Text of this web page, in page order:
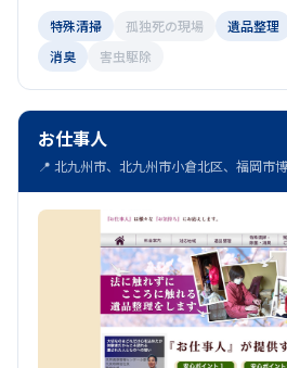
特殊清掃
孤独死の現場 遺品整理
消臭
害虫駆除
お仕事人
📍 北九州市、北九州市小倉北区、福岡市